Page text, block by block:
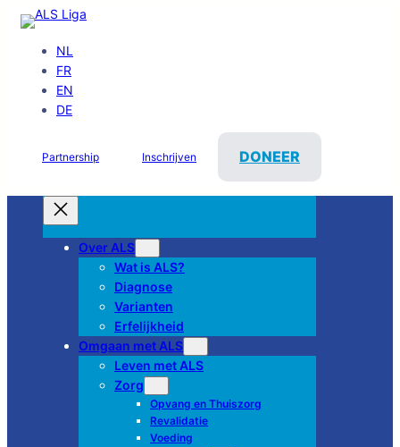
NL
FR
EN
DE
Partnership Inschrijven DONEER
Over ALS
Wat is ALS?
Diagnose
Varianten
Erfelijkheid
Omgaan met ALS
Leven met ALS
Zorg
Opvang en Thuiszorg
Revalidatie
Voeding